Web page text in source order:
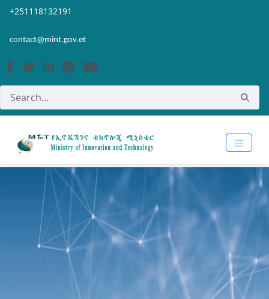
Skip to Main Content
Open Accessibility Menu
+251118132191
contact@mint.gov.et